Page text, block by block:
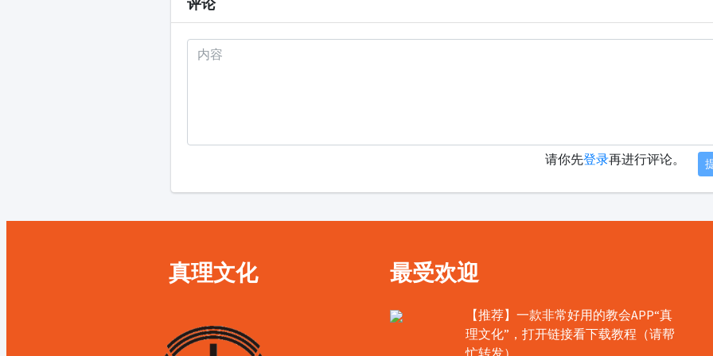
评论
请你先登录再进行评论。
真理文化 最受欢迎
【推荐】一款非常好用的教会APP“真
理文化”，打开链接看下载教程（请帮
忙转发）